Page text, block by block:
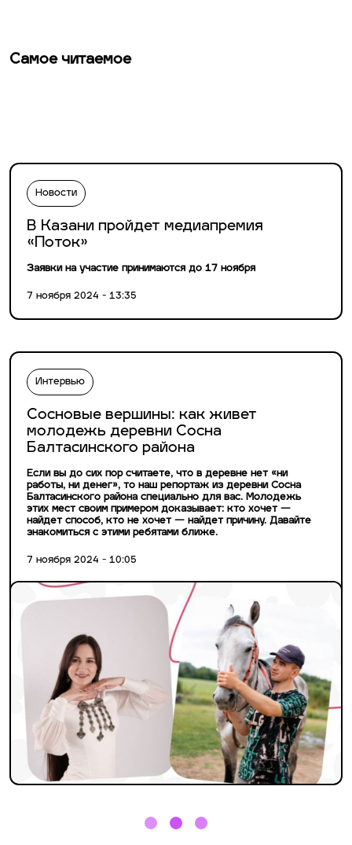
Самое читаемое
Новости
В Казани пройдет медиапремия
«Поток»
Заявки на участие принимаются до 17 ноября
7 ноября 2024 - 13:35
Интервью
Сосновые вершины: как живет
молодежь деревни Сосна
Балтасинского района
Если вы до сих пор считаете, что в деревне нет «ни
работы, ни денег», то наш репортаж из деревни Сосна
Балтасинского района специально для вас. Молодежь
этих мест своим примером доказывает: кто хочет —
найдет способ, кто не хочет — найдет причину. Давайте
знакомиться с этими ребятами ближе.
7 ноября 2024 - 10:05